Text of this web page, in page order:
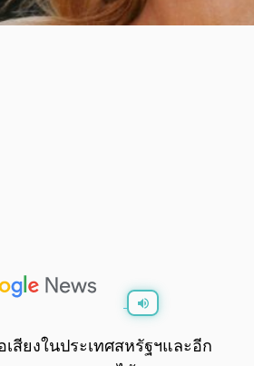
0:00
สียงในประเทศสหรัฐฯและอีก